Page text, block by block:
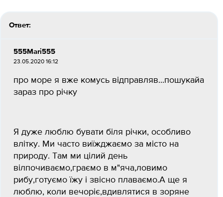
Ответ:
555Mari555
23.05.2020 16:12
про море я вже комусь відправляв...пошукайа
зараз про річку
Я дуже люблю бувати біля річки, особливо
влітку. Ми часто виїжджаємо за місто на
природу. Там ми цілий день
вілпочиваємо,граємо в м"яча,ловимо
рибу,готуємо їжу і звісно плаваємо.А ще я
люблю, коли вечоріє,вдивлятися в зоряне